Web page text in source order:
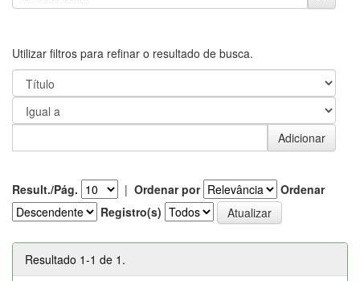
Utilizar filtros para refinar o resultado de busca.
Result./Pág. | Ordenar por
Ordenar
Registro(s)
Resultado 1-1 de 1.